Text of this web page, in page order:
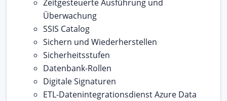
Zeitgesteuerte Ausführung und
Überwachung
SSIS Catalog
Sichern und Wiederherstellen
Sicherheitsstufen
Datenbank-Rollen
Digitale Signaturen
ETL-Datenintegrationsdienst Azure Data